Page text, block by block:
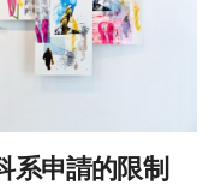
系申請的限制